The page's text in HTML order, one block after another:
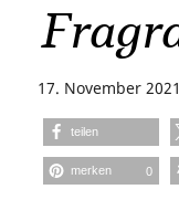
17. November 2021
teilen
merken 0